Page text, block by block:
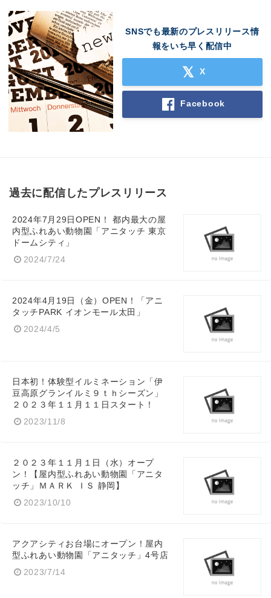
SNSでも最新のプレスリリース情
報をいち早く配信中
X
Facebook
過去に配信したプレスリリース
2024年7月29日OPEN！ 都内最大の屋
内型ふれあい動物園「アニタッチ 東京
ドームシティ」
2024/7/24
2024年4月19日（金）OPEN！「アニ
タッチPARK イオンモール太田」
2024/4/5
日本初！体験型イルミネーション「伊
豆高原グランイルミ９ｔｈシーズン」
２０２３年１１月１１日スタート！
2023/11/8
２０２３年１１月１日（水）オープ
ン！【屋内型ふれあい動物園「アニタ
ッチ」ＭＡＲＫ ＩＳ 静岡】
2023/10/10
アクアシティお台場にオープン！屋内
型ふれあい動物園「アニタッチ」4号店
2023/7/14